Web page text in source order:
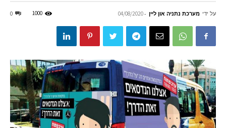
על ידי מערכת נתניה און ליין -
04/08/2020
0 1000